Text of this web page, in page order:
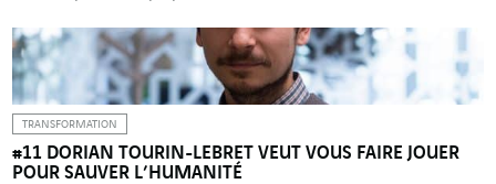
en effet bénéfique à bien des égards. Le secteur est créateur
d’emplois […]
TRANSFORMATION
#11 DORIAN TOURIN-LEBRET VEUT VOUS FAIRE JOUER
POUR SAUVER L’HUMANITÉ